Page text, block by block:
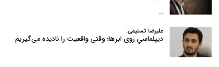
…
علیرضا تسلیمی:
دیپلماسیِ روی ابرها؛ وقتی واقعیت را نادیده می‌گیریم